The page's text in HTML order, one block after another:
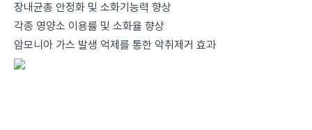
장내균총 안정화 및 소화기능력 향상
각종 영양소 이용률 및 소화율 향상
암모니아 가스 발생 억제를 통한 악취제거 효과